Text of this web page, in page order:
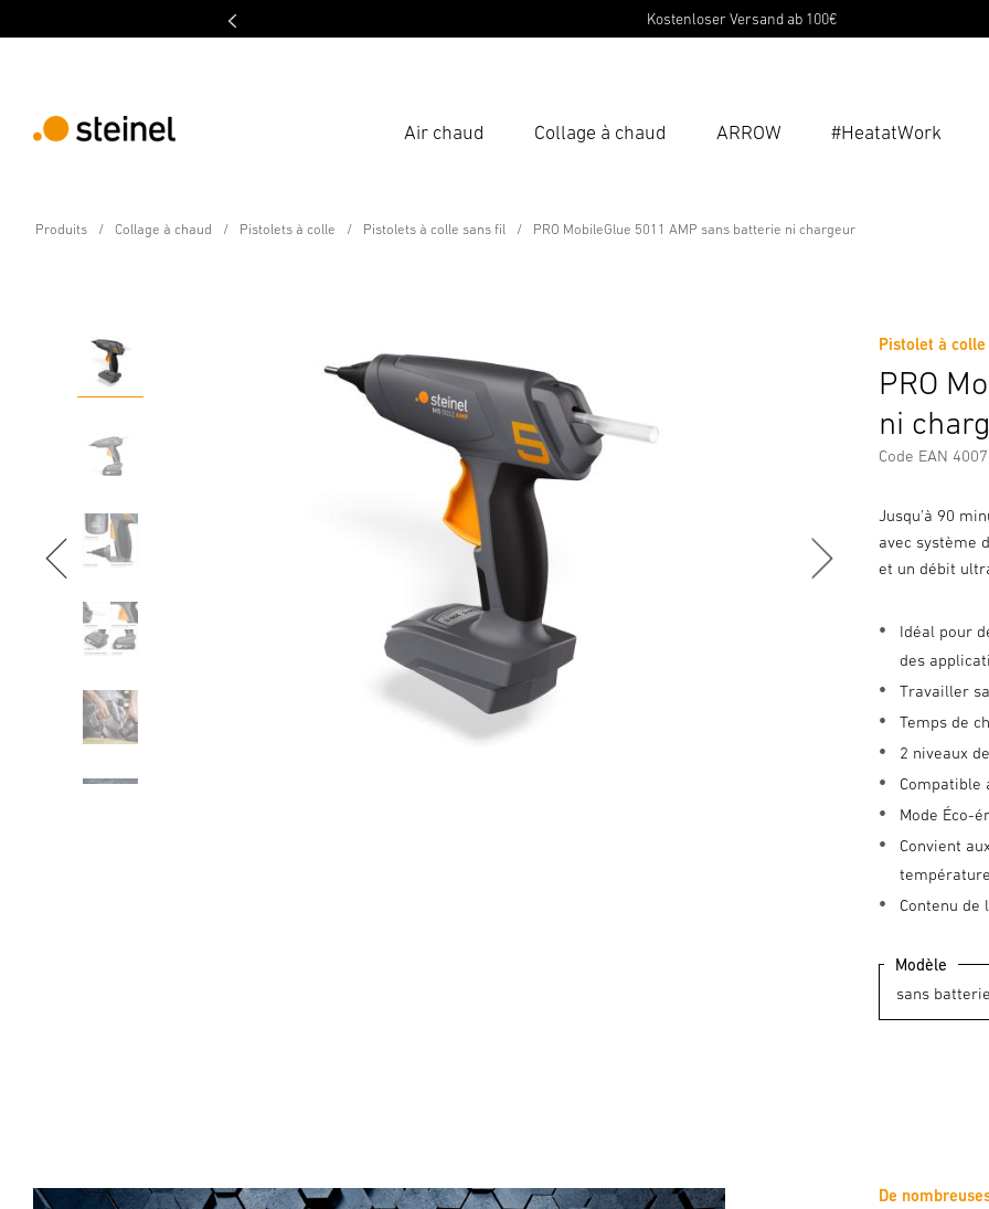
Kostenloser Versand ab 100€
Air chaud Collage à chaud ARROW #HeatatWork
Produits Collage à chaud Pistolets à colle Pistolets à colle sans fil PRO MobileGlue 5011 AMP sans batterie ni chargeur
Pistolet à
PRO
ni
Code EAN
Jusqu'à 90
avec système
et un débit
Idéal pour
des
Travailler
Temps de
2 niveaux
Compatible
Mode Éco-
Convient
Contenu de
Modèle
De